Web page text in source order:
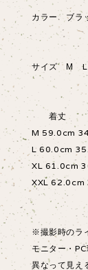
カラー ブラ
サイズ М
着丈 肩
M 59.0cm
L 60.0cm
XL 61.0cm
XXL
※撮影時のラ
モニター・
異なって見え